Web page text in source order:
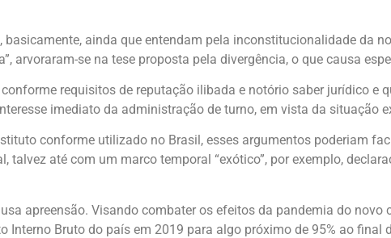
ainda que entendam pela inconstitucionalidade da
arvoraram-se na tese proposta pela divergência, o que causa
requisitos de reputação ilibada e notório saber jurídico e
imediato da administração de turno, em vista da situação
conforme utilizado no Brasil, esses argumentos poderiam
até com um marco temporal “exótico”, por exemplo,
apreensão. Visando combater os efeitos da pandemia do
Interno Bruto do país em 2019 para algo próximo de 95% ao final